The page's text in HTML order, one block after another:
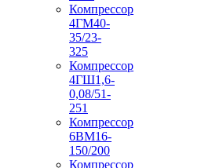
Компрессор
4ГМ40-
35/23-
325
Компрессор
4ГШ1,6-
0,08/51-
251
Компрессор
6ВМ16-
150/200
Компрессор